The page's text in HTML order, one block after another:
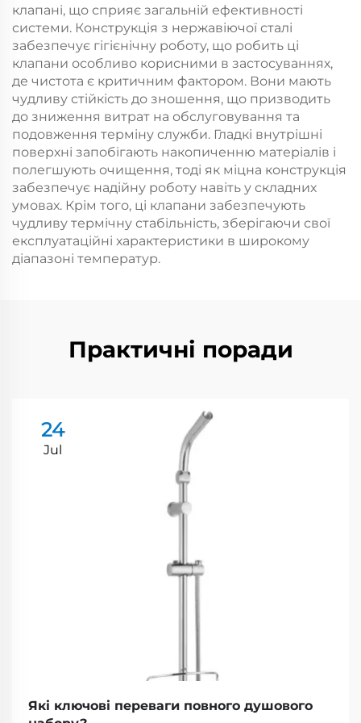
клапані, що сприяє загальній ефективності
системи. Конструкція з нержавіючої сталі
забезпечує гігієнічну роботу, що робить ці
клапани особливо корисними в застосуваннях,
де чистота є критичним фактором. Вони мають
чудливу стійкість до зношення, що призводить
до зниження витрат на обслуговування та
подовження терміну служби. Гладкі внутрішні
поверхні запобігають накопиченню матеріалів і
полегшують очищення, тоді як міцна конструкція
забезпечує надійну роботу навіть у складних
умовах. Крім того, ці клапани забезпечують
чудливу термічну стабільність, зберігаючи свої
експлуатаційні характеристики в широкому
діапазоні температур.
Практичні поради
24
Jul
Які ключові переваги повного душового